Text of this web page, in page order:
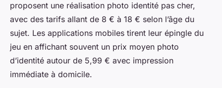
proposent une réalisation photo identité pas cher,
avec des tarifs allant de 8 € à 18 € selon l’âge du
sujet. Les applications mobiles tirent leur épingle du
jeu en affichant souvent un prix moyen photo
d’identité autour de 5,99 € avec impression
immédiate à domicile.